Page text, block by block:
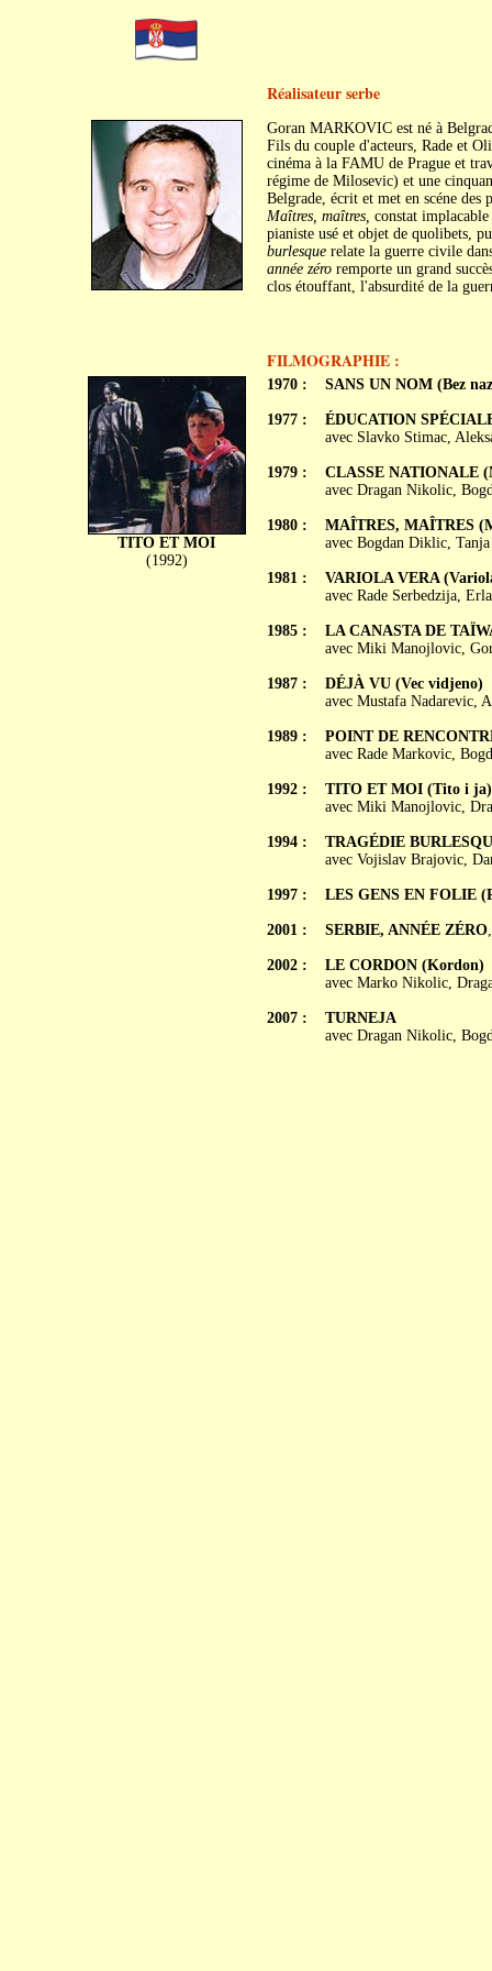
Réalisateur serbe
Goran MARKOVIC est né à
Fils du couple d'acteurs, Rade et
cinéma à la FAMU de Prague et
régime de Milosevic) et une
Belgrade, écrit et met en scéne des
Maîtres, maîtres, constat
pianiste usé et objet de quolibets,
burlesquerelate la guerre civile
année zéroremporte un grand
clos étouffant, l'absurdité de la
FILMOGRAPHIE :
TITO ET MOI
(1992)
1970 :
1977 :
1979 :
1980 :
1981 :
1985 :
1987 :
1989 :
1992 :
1994 :
1997 :
2001 :
2002 :
2007 :
SANS UN NOM (Bez
ÉDUCATION
avec Slavko Stimac,
CLASSE NATIONALE
avec Dragan Nikolic,
MAÎTRES, MAÎTRES
avec Bogdan Diklic,
VARIOLA VERA
avec Rade Serbedzija,
LA CANASTA DE
avec Miki Manojlovic,
DÉJÀ VU (Vec vidjeno)
avec Mustafa Nadarevic,
POINT DE
avec Rade Markovic,
TITO ET MOI (Tito i ja)
avec Miki Manojlovic,
TRAGÉDIE
avec Vojislav Brajovic,
LES GENS EN FOLIE
SERBIE, ANNÉE ZÉRO
LE CORDON (Kordon)
avec Marko Nikolic,
TURNEJA
avec Dragan Nikolic,